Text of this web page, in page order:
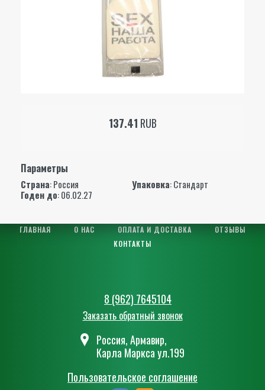
137.41 RUB
Параметры
Страна: Россия Упаковка: Стандарт
Годен до: 06.02.27
ГЛАВНАЯ О НАС ОПЛАТА И ДОСТАВКА
ОТЗЫВЫ
КОНТАКТЫ
8 (962) 7645104
Заказать обратный звонок
Россия, Армавир,
Карла Маркса ул.199
Пользовательское соглашение